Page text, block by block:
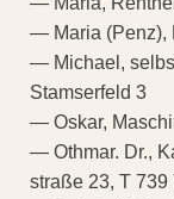
— Maria (Penz),
— Michael,
Stamserfeld 3
— Oskar,
— Othmar. Dr.,
straße 23, T 739